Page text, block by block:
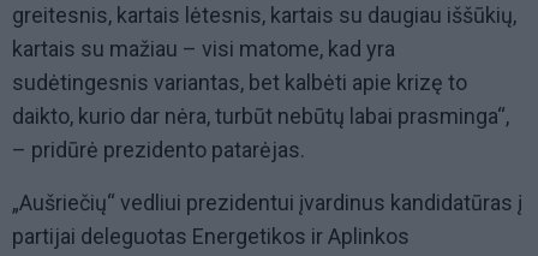
greitesnis, kartais lėtesnis, kartais su daugiau iššūkių,
kartais su mažiau – visi matome, kad yra
sudėtingesnis variantas, bet kalbėti apie krizę to
daikto, kurio dar nėra, turbūt nebūtų labai prasminga“,
– pridūrė prezidento patarėjas.
„Aušriečių“ vedliui prezidentui įvardinus kandidatūras į
partijai deleguotas Energetikos ir Aplinkos